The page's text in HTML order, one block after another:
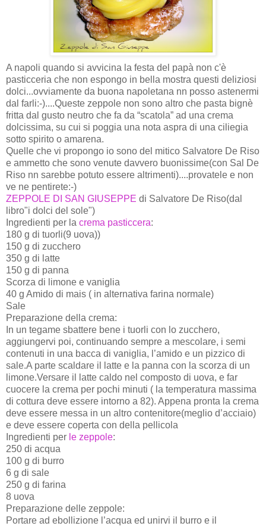
A napoli quando si avvicina la festa del papà non c'è
pasticceria che non espongo in bella mostra questi deliziosi
dolci...ovviamente da buona napoletana nn posso astenermi
dal farli:-)....Queste zeppole non sono altro che pasta bignè
fritta dal gusto neutro che fa da “scatola” ad una crema
dolcissima, su cui si poggia una nota aspra di una ciliegia
sotto spirito o amarena.
Quelle che vi propongo io sono del mitico Salvatore De Riso
e ammetto che sono venute davvero buonissime(con Sal De
Riso nn sarebbe potuto essere altrimenti)....provatele e non
ve ne pentirete:-)
ZEPPOLE DI SAN GIUSEPPE di Salvatore De Riso(dal
libro"i dolci del sole")
Ingredienti per la crema pasticcera:
180 g di tuorli(9 uova))
150 g di zucchero
350 g di latte
150 g di panna
Scorza di limone e vaniglia
40 g Amido di mais ( in alternativa farina normale)
Sale
Preparazione della crema:
In un tegame sbattere bene i tuorli con lo zucchero,
aggiungervi poi, continuando sempre a mescolare, i semi
contenuti in una bacca di vaniglia, l’amido e un pizzico di
sale.A parte scaldare il latte e la panna con la scorza di un
limone.Versare il latte caldo nel composto di uova, e far
cuocere la crema per pochi minuti ( la temperatura massima
di cottura deve essere intorno a 82). Appena pronta la crema
deve essere messa in un altro contenitore(meglio d’acciaio)
e deve essere coperta con della pellicola
Ingredienti per le zeppole:
250 di acqua
100 g di burro
6 g di sale
250 g di farina
8 uova
Preparazione delle zeppole:
Portare ad ebollizione l’acqua ed unirvi il burro e il